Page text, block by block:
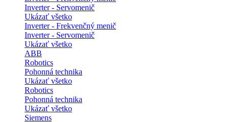
Inverter - Servomenič
Ukázať všetko
Inverter - Frekvenčný menič
Inverter - Servomenič
Ukázať všetko
ABB
Robotics
Pohonná technika
Ukázať všetko
Robotics
Pohonná technika
Ukázať všetko
Siemens